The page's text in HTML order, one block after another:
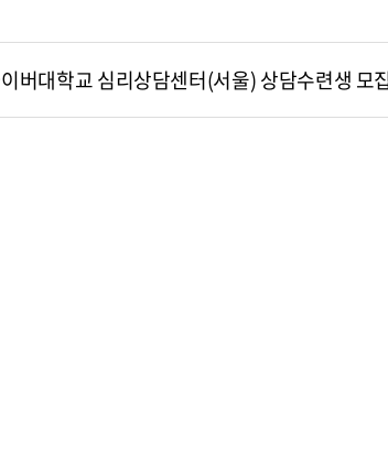
버대학교 심리상담센터(서울) 상담수련생 모